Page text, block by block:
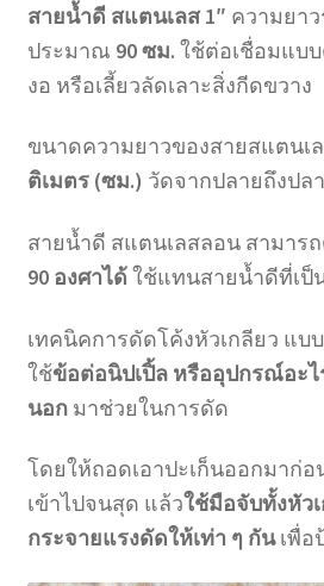
สายน้ำดี สแตนเลส 1″ ความยา
ประมาณ 90 ซม. ใช้ต่อเชื่อมแบบ
งอ หรือเลี้ยวลัดเลาะสิ่งกีดขวาง
ขนาดความยาวของสายสแตนเ
ติเมตร (ซม.) วัดจากปลายถึงปล
สายน้ำดี สแตนเลสลอน สามารถ
90 องศาได้ใช้แทนสายน้ำดีที่เป็
เทคนิคการดัดโค้งหัวเกลียว แบ
ใช้ข้อต่อนิปเปิ้ล หรืออุปกรณ์อะไ
นอกมาช่วยในการดัด
โดยให้ถอดเอาปะเก็นออกมาก่อ
เข้าไปจนสุด แล้วใช้มือจับทั้งหัว
กระจายแรงดัดให้เท่า ๆ กันเพื่อ